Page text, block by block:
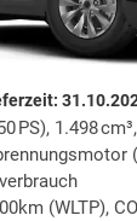
PS), 1.498
(WLTP),